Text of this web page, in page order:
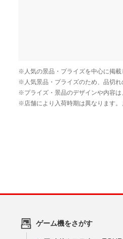
ゲーム機をさがす